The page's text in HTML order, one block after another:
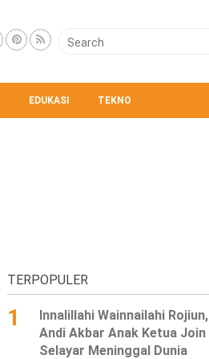
EDUKASI TEKNO
TERPOPULER
1
Innalillahi Wainnailahi Rojiun,
Andi Akbar Anak Ketua Join
Selayar Meninggal Dunia